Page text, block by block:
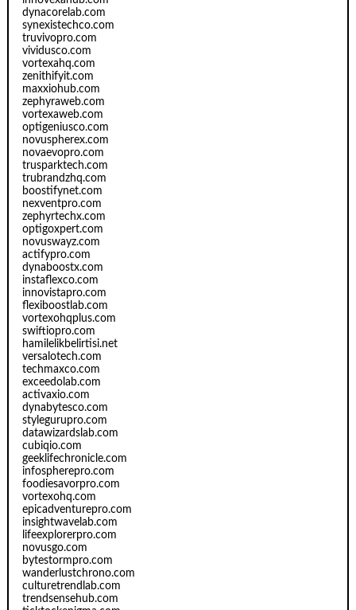
dynacorelab.com
synexistechco.com
truvivopro.com
vividusco.com
vortexahq.com
zenithifyit.com
maxxiohub.com
zephyraweb.com
vortexaweb.com
optigeniusco.com
novuspherex.com
novaevopro.com
trusparktech.com
trubrandzhq.com
boostifynet.com
nexventpro.com
zephyrtechx.com
optigoxpert.com
novuswayz.com
actifypro.com
dynaboostx.com
instaflexco.com
innovistapro.com
flexiboostlab.com
vortexohqplus.com
swiftiopro.com
hamilelikbelirtisi.net
versalotech.com
techmaxco.com
exceedolab.com
activaxio.com
dynabytesco.com
stylegurupro.com
datawizardslab.com
cubiqio.com
geeklifechronicle.com
infospherepro.com
foodiesavorpro.com
vortexohq.com
epicadventurepro.com
insightwavelab.com
lifeexplorerpro.com
novusgo.com
bytestormpro.com
wanderlustchrono.com
culturetrendlab.com
trendsensehub.com